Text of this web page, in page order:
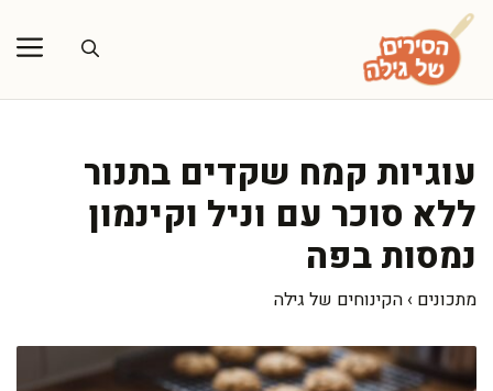
לדלג
לתוכן
עוגיות קמח שקדים בתנור
ללא סוכר עם וניל וקינמון
נמסות בפה
מתכונים › הקינוחים של גילה